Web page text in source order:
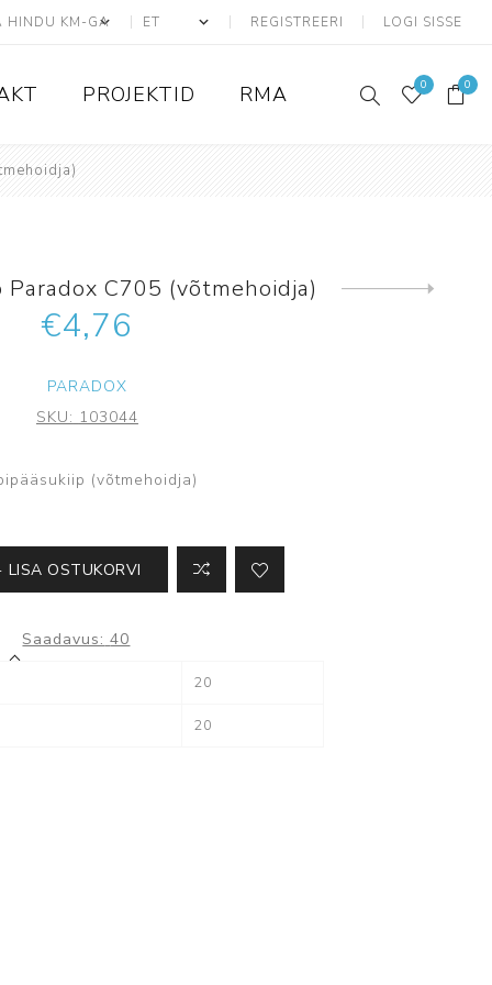
REGISTREERI LOGI SISSE
Konvensionaalsed
Liiniandurid
Tarvikud ja lisad
Ajax
Milestone
PROJEKTID RMA 0 0
Paradox C705 (võtmehoidja)
€4,76
PARADOX
SKU: 103044
(võtmehoidja)
LISA OSTUKORVI
Saadavus: 40
20
20